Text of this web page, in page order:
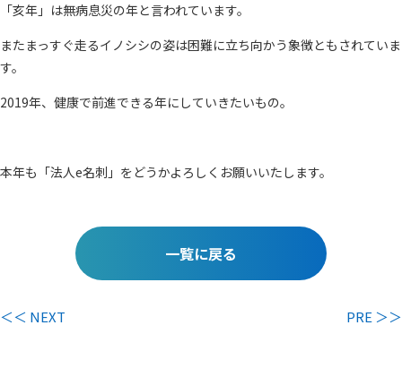
「亥年」は無病息災の年と言われています。
またまっすぐ走るイノシシの姿は困難に立ち向かう象徴ともされていま
す。
2019年、健康で前進できる年にしていきたいもの。
本年も「法人e名刺」をどうかよろしくお願いいたします。
一覧に戻る
＜＜ NEXT PRE ＞＞